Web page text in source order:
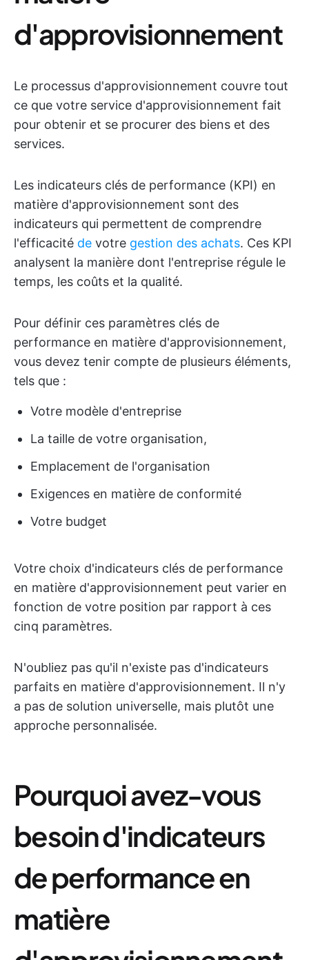
d'approvisionnement
Le processus d'approvisionnement couvre tout
ce que votre service d'approvisionnement fait
pour obtenir et se procurer des biens et des
services.
Les indicateurs clés de performance (KPI) en
matière d'approvisionnement sont des
indicateurs qui permettent de comprendre
l'efficacité de votre gestion des achats. Ces KPI
analysent la manière dont l'entreprise régule le
temps, les coûts et la qualité.
Pour définir ces paramètres clés de
performance en matière d'approvisionnement,
vous devez tenir compte de plusieurs éléments,
tels que :
Votre modèle d'entreprise
La taille de votre organisation,
Emplacement de l'organisation
Exigences en matière de conformité
Votre budget
Votre choix d'indicateurs clés de performance
en matière d'approvisionnement peut varier en
fonction de votre position par rapport à ces
cinq paramètres.
N'oubliez pas qu'il n'existe pas d'indicateurs
parfaits en matière d'approvisionnement. Il n'y
a pas de solution universelle, mais plutôt une
approche personnalisée.
Pourquoi avez-vous
besoin d'indicateurs
de performance en
matière